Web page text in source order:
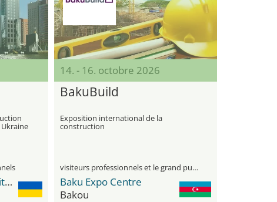
IEC - International Exhibition Center
14. - 16. octobre 2026
BakuBuild
Exposition international de la
construction
visiteurs professionnels et le grand public
Baku Expo Centre
Bakou